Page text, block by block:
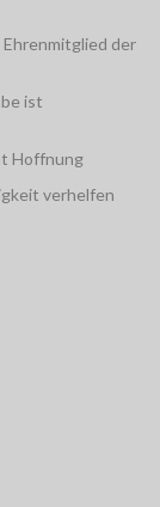
der
ist
Hoffnung
verhelfen